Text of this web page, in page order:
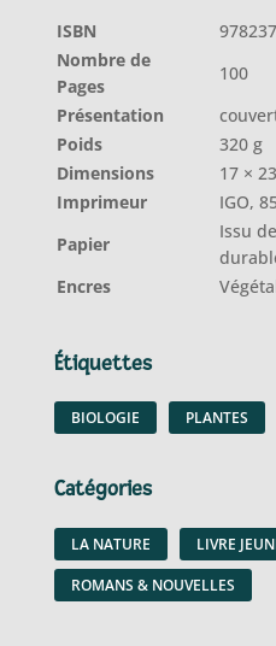
ISBN
Nombre de
Pages
100
Présentation
Poids
320 g
Dimensions
17 ×
Imprimeur
IGO,
Papier
Issu
Encres
Étiquettes
BIOLOGIE PLANTES
Catégories
LA NATURE
LIVRE
ROMANS & NOUVELLES